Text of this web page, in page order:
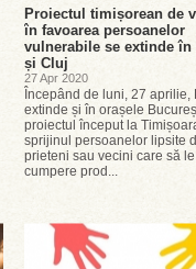
Proiectul timișorean de
în favoarea persoanelor
vulnerabile se extinde în
și Cluj
27 Apr 2020
Începând de luni, 27 aprilie,
extinde și în orașele
proiectul început la
sprijinul persoanelor lipsite
prieteni sau vecini care să
cumpere prod...